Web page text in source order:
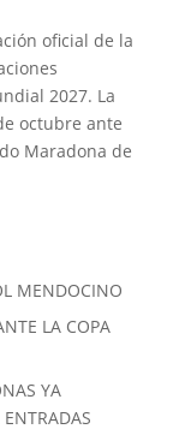
oficial de la
2027. La
octubre ante
Maradona de
MENDOCINO
LA COPA
YA